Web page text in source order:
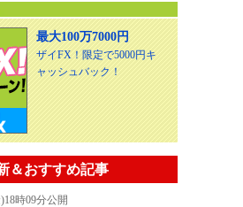
最大100万7000円
ザイFX！限定で5000円キ
ャッシュバック！
＆おすすめ記事
時09分公開